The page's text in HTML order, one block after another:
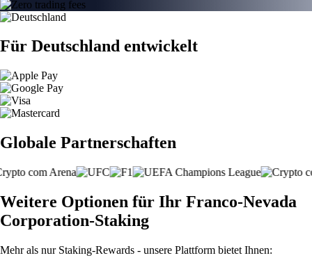
Für Deutschland entwickelt
Globale Partnerschaften
Weitere Optionen für Ihr Franco-Nevada
Corporation-Staking
Mehr als nur Staking-Rewards - unsere Plattform bietet Ihnen: